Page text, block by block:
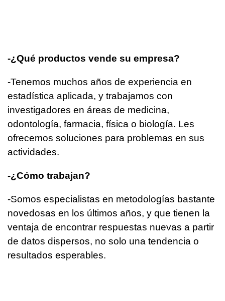
-¿Qué productos vende su empresa?
-Tenemos muchos años de experiencia en
estadística aplicada, y trabajamos con
investigadores en áreas de medicina,
odontología, farmacia, física o biología. Les
ofrecemos soluciones para problemas en sus
actividades.
-¿Cómo trabajan?
-Somos especialistas en metodologías bastante
novedosas en los últimos años, y que tienen la
ventaja de encontrar respuestas nuevas a partir
de datos dispersos, no solo una tendencia o
resultados esperables.